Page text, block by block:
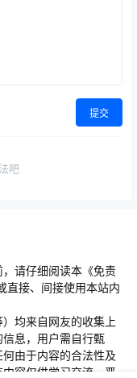
提交
吧
请仔细阅读本《免责
直接、间接使用本站内
均来自网友的收集上
息，用户需自行甄
由于内容的合法性及
容仅供学习交流，严